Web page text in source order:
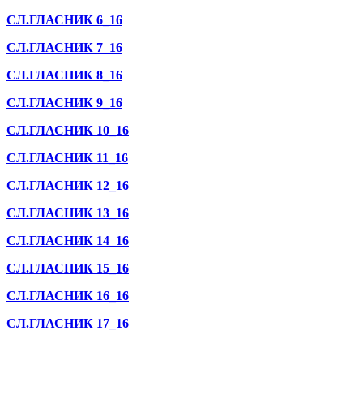
СЛ.ГЛАСНИК 6_16
СЛ.ГЛАСНИК 7_16
СЛ.ГЛАСНИК 8_16
СЛ.ГЛАСНИК 9_16
СЛ.ГЛАСНИК 10_16
СЛ.ГЛАСНИК 11_16
СЛ.ГЛАСНИК 12_16
СЛ.ГЛАСНИК 13_16
СЛ.ГЛАСНИК 14_16
СЛ.ГЛАСНИК 15_16
СЛ.ГЛАСНИК 16_16
СЛ.ГЛАСНИК 17_16